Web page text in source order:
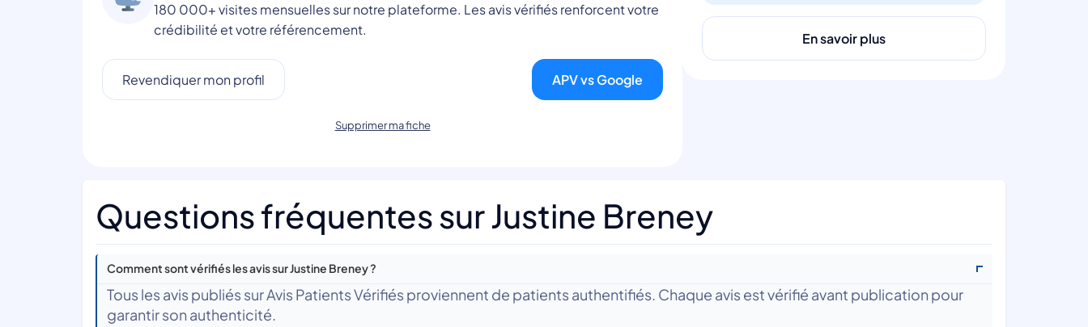
180 000+ visites mensuelles sur notre plateforme. Les avis vérifiés renforcent votre
crédibilité et votre référencement.
Revendiquer mon profil APV vs Google
Supprimer ma fiche
En savoir plus
Questions fréquentes sur Justine Breney
Comment sont vérifiés les avis sur Justine Breney ?
Tous les avis publiés sur Avis Patients Vérifiés proviennent de patients authentifiés. Chaque avis est vérifié avant publication pour
garantir son authenticité.